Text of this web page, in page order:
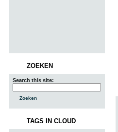
ZOEKEN
Search this site:
TAGS IN CLOUD